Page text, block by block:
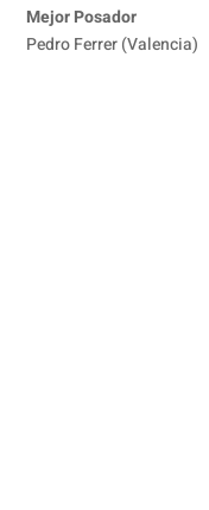
Mejor Posador
Pedro Ferrer (Valencia)